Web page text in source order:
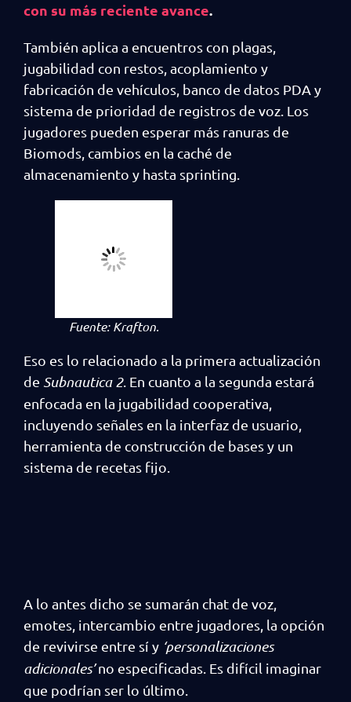
con su más reciente avance.
También aplica a encuentros con plagas,
jugabilidad con restos, acoplamiento y
fabricación de vehículos, banco de datos PDA y
sistema de prioridad de registros de voz. Los
jugadores pueden esperar más ranuras de
Biomods, cambios en la caché de
almacenamiento y hasta sprinting.
Fuente:Krafton.
Eso es lo relacionado a la primera actualización
de Subnautica 2. En cuanto a la segunda estará
enfocada en la jugabilidad cooperativa,
incluyendo señales en la interfaz de usuario,
herramienta de construcción de bases y un
sistema de recetas fijo.
A lo antes dicho se sumarán chat de voz,
emotes, intercambio entre jugadores, la opción
de revivirse entre sí y ‘personalizaciones
adicionales’no especificadas. Es difícil imaginar
que podrían ser lo último.